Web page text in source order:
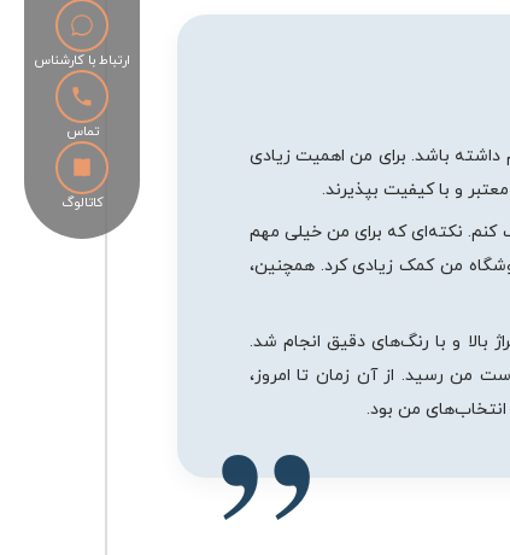
داشته باشد. برای من اهمیت زیادی
و با کیفیت بپذیرند.
کنم. نکته‌ای که برای من خیلی مهم
من کمک زیادی کرد. همچنین،
بالا و با رنگ‌های دقیق انجام شد.
بسته‌بندی مناسب به دست من رسید. از آن زمان تا امروز،
انتخاب‌های من بود.
ارتباط با کارشناس
تماس
کاتالوگ